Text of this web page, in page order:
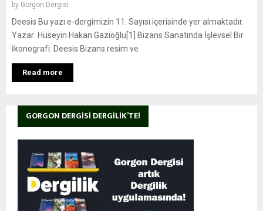
by Gorgon Dergisi
Deesis Bu yazı e-dergimizin 11. Sayısı içerisinde yer almaktadır.
Yazar: Hüseyin Hakan Gazioğlu[1] Bizans Sanatında İşlevsel Bir
İkonografi: Deesis Bizans resim ve
Read more
GORGON DERGISI DERGILIK’TE!